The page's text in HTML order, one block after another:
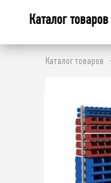
Каталог товаров
Каталог товаров